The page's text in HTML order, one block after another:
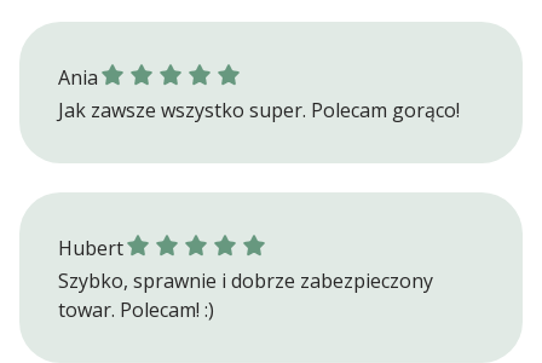
Ania
Ania gave a rating of: 5
Jak zawsze wszystko super. Polecam gorąco!
Hubert
Hubert gave a rating of: 5
Szybko, sprawnie i dobrze zabezpieczony
towar. Polecam! :)